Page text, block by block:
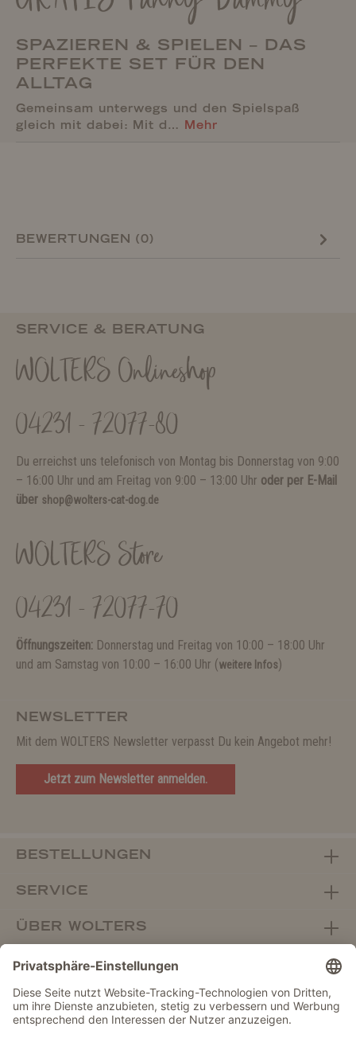
SPAZIEREN & SPIELEN – DAS
PERFEKTE SET FÜR DEN
ALLTAG
Gemeinsam unterwegs und den Spielspaß
gleich mit dabei: Mit d… Mehr
BEWERTUNGEN (0)
SERVICE & BERATUNG
WOLTERS Onlineshop
04231 - 72077-80
Du erreichst uns telefonisch von Montag bis Donnerstag von 9:00
– 16:00 Uhr und am Freitag von 9:00 – 13:00 Uhr oder per E-Mail
über shop@wolters-cat-dog.de
WOLTERS Store
04231 - 72077-70
Öffnungszeiten: Donnerstag und Freitag von 10:00 – 18:00 Uhr
und am Samstag von 10:00 – 16:00 Uhr (weitere Infos)
NEWSLETTER
Mit dem WOLTERS Newsletter verpasst Du kein Angebot mehr!
Jetzt zum Newsletter anmelden.
BESTELLUNGEN
SERVICE
ÜBER WOLTERS
FACHHANDEL
Vertrag widerrufen